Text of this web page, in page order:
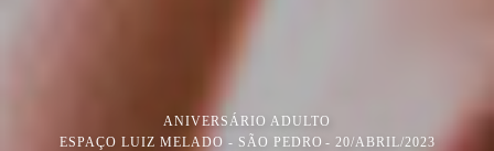
ANIVERSÁRIO ADULTO
ESPAÇO LUIZ MELADO - SÃO PEDRO
20/ABRIL/2023